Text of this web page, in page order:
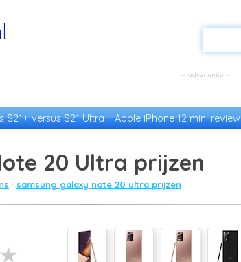
S21+ versus S21 Ultra Apple iPhone 12 mini review
20 Ultra prijzen
samsung galaxy note 20 ultra prijzen